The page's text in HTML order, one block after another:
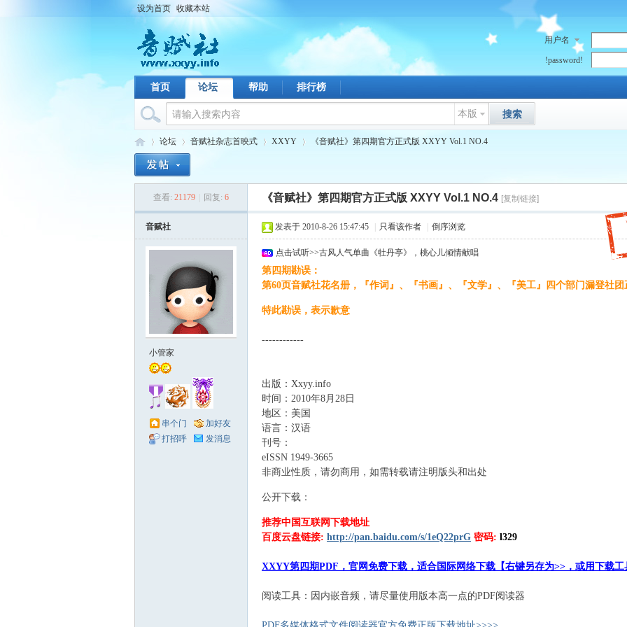
设为首页 收藏本站
用户名
!password!
首页 论坛 帮助 排行榜
本版 搜索
论坛
›
音赋社杂志首映式 XXYY
›
《音赋社》第四期官方正式版 XXYY Vol.1 NO.4
查看: 21179 回复: 6 《音赋社》第四期官方正式版 XXYY Vol.1 NO.4 [复制链接]
音赋社
小管家
串个门
加好友
打招呼
发消息
发表于 2010-8-26 15:47:45 只看该作者 倒序浏览
点击试听>>古风人气单曲《牡丹亭》，桃心儿倾情献唱
第四期勘误：
第60页音赋社花名册，『作词』、『书画』、『文学』、『美工』四个部门漏登社
特此勘误，表示歉意
------------
出版：Xxyy.info
时间：2010年8月28日
地区：美国
语言：汉语
刊号：
eISSN 1949-3665
非商业性质，请勿商用，如需转载请注明版头和出处
公开下载：
推荐中国互联网下载地址
百度云盘链接: http://pan.baidu.com/s/1eQ22prG 密码: l329
XXYY第四期PDF，官网免费下载，适合国际网络下载 【右键另存为>>，或用下载工
阅读工具：因内嵌音频，请尽量使用版本高一点的PDF阅读器